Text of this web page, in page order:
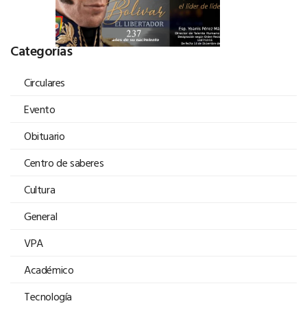
Categorías
Circulares
Evento
Obituario
Centro de saberes
Cultura
General
VPA
Académico
Tecnología